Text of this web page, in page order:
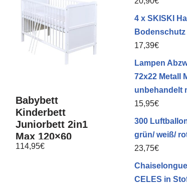
Babybett
Kinderbett
Juniorbett 2in1
Max 120×60
Matratze
114,95€
4 x SKISKI
Bodenschutz
17,39€
Lampen
72x22 Metall
unbehandelt
15,95€
300
grün/ weiß/
23,75€
CELES in